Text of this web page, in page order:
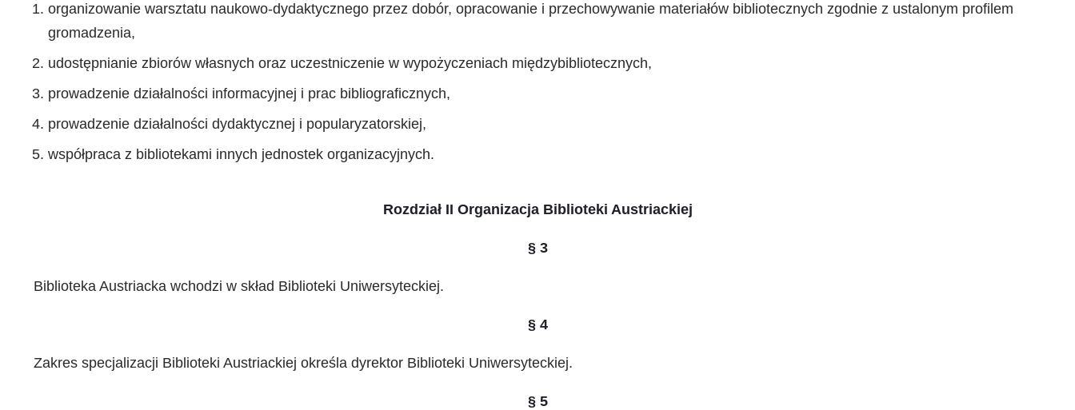
organizowanie warsztatu naukowo-dydaktycznego przez dobór, opracowanie i przechowywanie materiałów bibliotecznych zgodnie z ustalonym profilem
gromadzenia,
udostępnianie zbiorów własnych oraz uczestniczenie w wypożyczeniach międzybibliotecznych,
prowadzenie działalności informacyjnej i prac bibliograficznych,
prowadzenie działalności dydaktycznej i popularyzatorskiej,
współpraca z bibliotekami innych jednostek organizacyjnych.
Rozdział II Organizacja Biblioteki Austriackiej
§ 3
Biblioteka Austriacka wchodzi w skład Biblioteki Uniwersyteckiej.
§ 4
Zakres specjalizacji Biblioteki Austriackiej określa dyrektor Biblioteki Uniwersyteckiej.
§ 5